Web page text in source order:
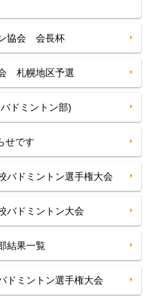
協会 会長杯
札幌地区予選
ドミントン部)
せです
ドミントン選手権大会
バドミントン大会
結果一覧
ドミントン選手権大会